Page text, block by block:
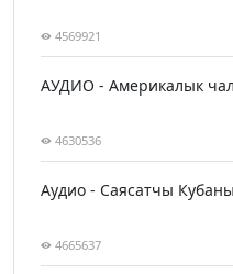
4569921
АУДИО - Америкалык
4630536
Аудио - Саясатчы
4665637